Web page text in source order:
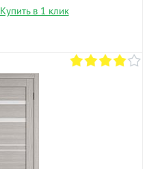
Купить в 1 клик